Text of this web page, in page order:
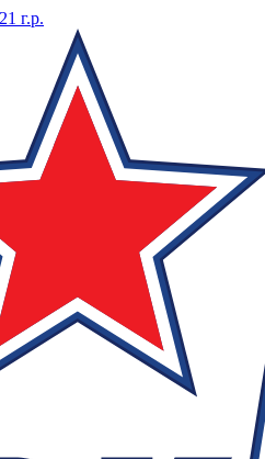
г.р.